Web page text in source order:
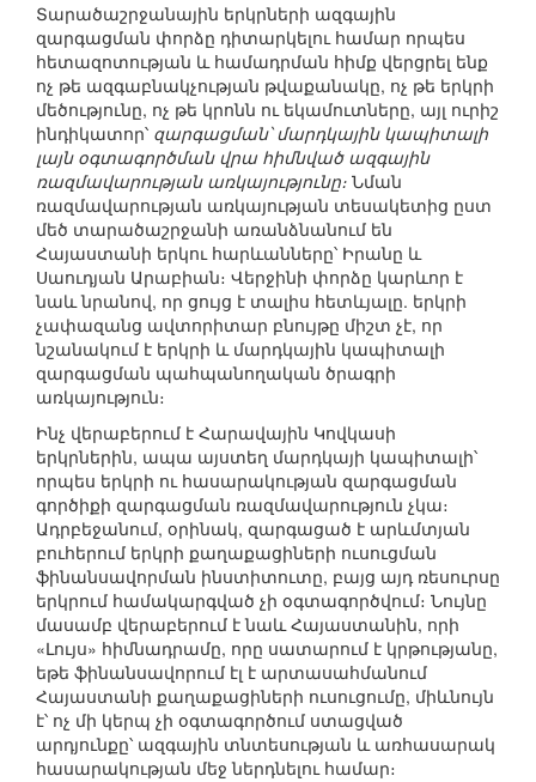
Տարածաշրջանային երկրների ազգային
զարգացման փորձը դիտարկելու համար որպես
հետազոտության և համադրման հիմք վերցրել ենք
ոչ թե ազգաբնակչության թվաքանակը, ոչ թե երկրի
մեծությունը, ոչ թե կրոնն ու եկամուտները, այլ ուրիշ
ինդիկատոր՝ զարգացման՝ մարդկային կապիտալի
լայն օգտագործման վրա հիմնված ազգային
ռազմավարության առկայությունը։ Նման
ռազմավարության առկայության տեսակետից ըստ
մեծ տարածաշրջանի առանձնանում են
Հայաստանի երկու հարևանները՝ Իրանը և
Սաուդյան Արաբիան։ Վերջինի փորձը կարևոր է
նաև նրանով, որ ցույց է տալիս հետևյալը. երկրի
չափազանց ավտորիտար բնույթը միշտ չէ, որ
նշանակում է երկրի և մարդկային կապիտալի
զարգացման պահպանողական ծրագրի
առկայություն։
Ինչ վերաբերում է Հարավային Կովկասի
երկրներին, ապա այստեղ մարդկայի կապիտալի՝
որպես երկրի ու հասարակության զարգացման
գործիքի զարգացման ռազմավարություն չկա։
Ադրբեջանում, օրինակ, զարգացած է արևմտյան
բուհերում երկրի քաղաքացիների ուսուցման
ֆինանսավորման ինստիտուտը, բայց այդ ռեսուրսը
երկրում համակարգված չի օգտագործվում։ Նույնը
մասամբ վերաբերում է նաև Հայաստանին, որի
«Լույս» հիմնադրամը, որը սատարում է կրթությանը,
եթե ֆինանսավորում էլ է արտասահմանում
Հայաստանի քաղաքացիների ուսուցումը, միևնույն
է՝ ոչ մի կերպ չի օգտագործում ստացված
արդյունքը՝ ազգային տնտեսության և առհասարակ
հասարակության մեջ ներդնելու համար։